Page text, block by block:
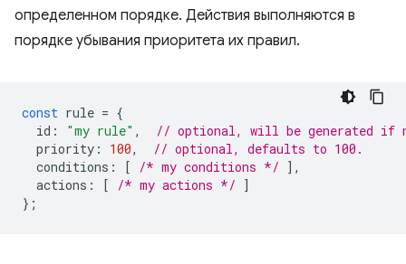
определенном порядке. Действия выполняются в
порядке убывания приоритета их правил.
const rule = {
id : "my rule" ,
// optional, will be generated if
priority : 100,
// optional, defaults to 100.
conditions : [ /* my conditions */ ],
actions : [ /* my actions */ ]
};